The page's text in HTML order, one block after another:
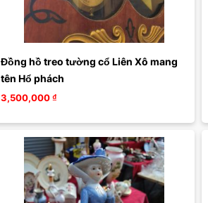
Đồng hồ treo tường cổ Liên Xô mang
tên Hổ phách
3,500,000₫